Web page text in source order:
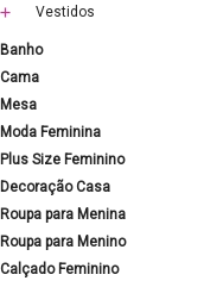
Vestidos
Banho
Cama
Mesa
Moda Feminina
Plus Size Feminino
Decoração Casa
Roupa para Menina
Roupa para Menino
Calçado Feminino